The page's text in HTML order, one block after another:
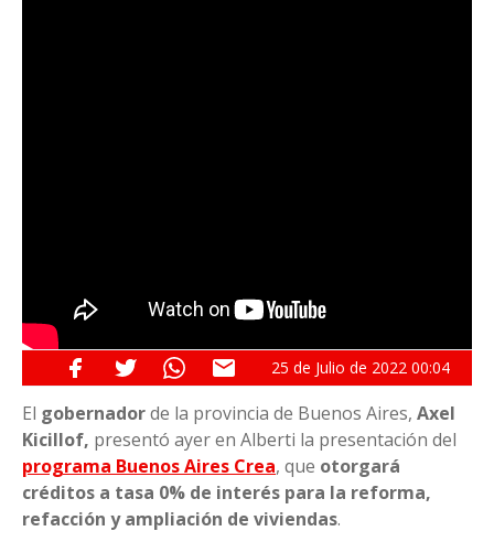
25 de Julio de 2022 00:04
El gobernadorde la provincia de Buenos Aires, Axel
Kicillof, presentó ayer en Alberti la presentación del
programa Buenos Aires Crea, que otorgará
créditos a tasa 0% de interés para la reforma,
refacción y ampliación de viviendas.